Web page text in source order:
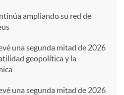
ampliando su red de
una segunda mitad de 2026
geopolítica y la
una segunda mitad de 2026